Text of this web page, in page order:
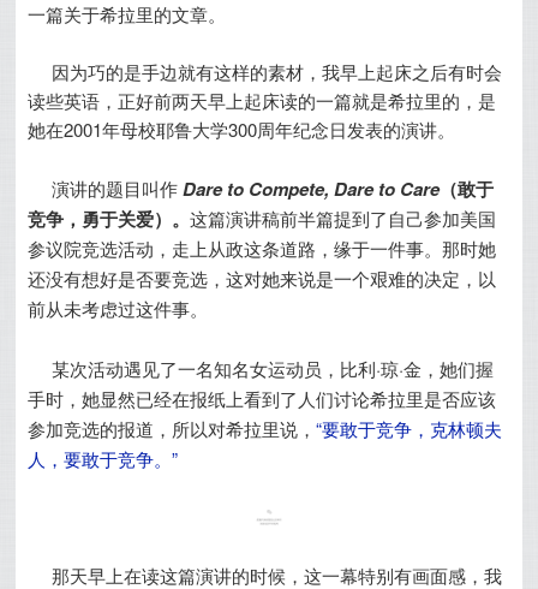
一篇关于希拉里的文章。
因为巧的是手边就有这样的素材，我早上起床之后有时会
读些英语，正好前两天早上起床读的一篇就是希拉里的，是
她在2001年母校耶鲁大学300周年纪念日发表的演讲。
演讲的题目叫作Dare to Compete, Dare to Care（敢于
竞争，勇于关爱）。这篇演讲稿前半篇提到了自己参加美国
参议院竞选活动，走上从政这条道路，缘于一件事。那时她
还没有想好是否要竞选，这对她来说是一个艰难的决定，以
前从未考虑过这件事。
某次活动遇见了一名知名女运动员，比利·琼·金，她们握
手时，她显然已经在报纸上看到了人们讨论希拉里是否应该
参加竞选的报道，所以对希拉里说，“要敢于竞争，克林顿夫
人，要敢于竞争。”
那天早上在读这篇演讲的时候，这一幕特别有画面感，我